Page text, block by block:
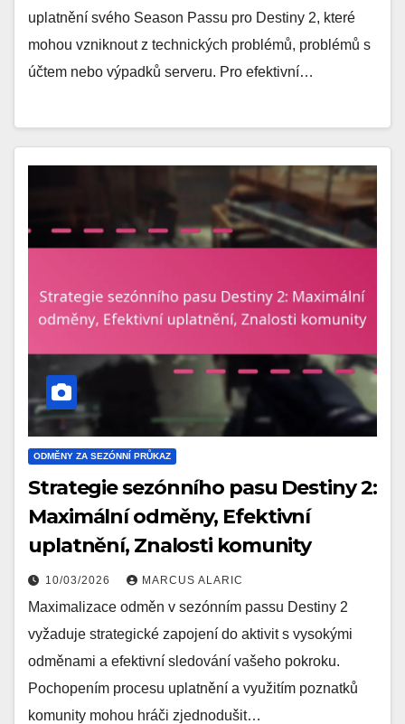
uplatnění svého Season Passu pro Destiny 2, které
mohou vzniknout z technických problémů, problémů s
účtem nebo výpadků serveru. Pro efektivní…
ODMĚNY ZA SEZÓNNÍ PRŮKAZ
Strategie sezónního pasu Destiny 2:
Maximální odměny, Efektivní
uplatnění, Znalosti komunity
10/03/2026 MARCUS ALARIC
Maximalizace odměn v sezónním passu Destiny 2
vyžaduje strategické zapojení do aktivit s vysokými
odměnami a efektivní sledování vašeho pokroku.
Pochopením procesu uplatnění a využitím poznatků
komunity mohou hráči zjednodušit…